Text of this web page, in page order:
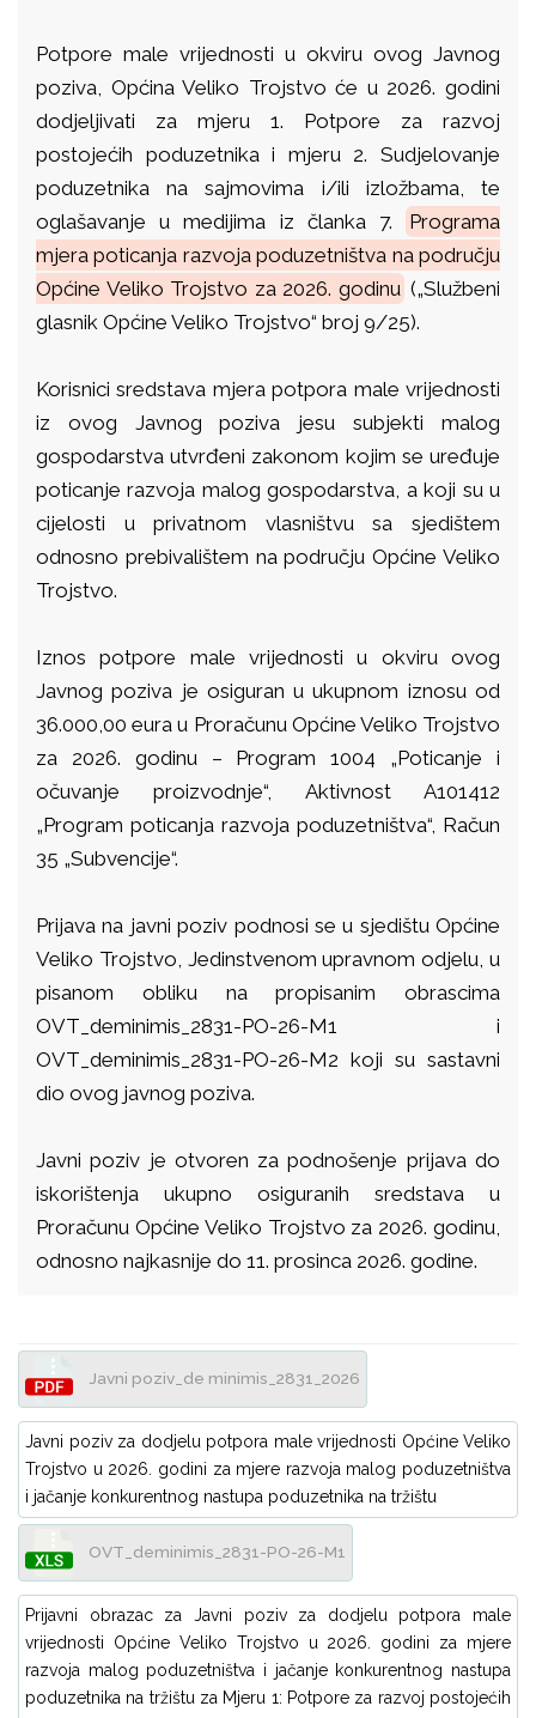
Potpore male vrijednosti u okviru ovog Javnog
poziva, Općina Veliko Trojstvo će u 2026. godini
dodjeljivati za mjeru 1. Potpore za razvoj
postojećih poduzetnika i mjeru 2. Sudjelovanje
poduzetnika na sajmovima i/ili izložbama, te
oglašavanje u medijima iz članka 7.
Programa
mjera poticanja razvoja poduzetništva na području
Općine Veliko Trojstvo za 2026. godinu („Službeni
glasnik Općine Veliko Trojstvo“ broj 9/25).
Korisnici sredstava mjera potpora male vrijednosti
iz ovog Javnog poziva jesu subjekti malog
gospodarstva utvrđeni zakonom kojim se uređuje
poticanje razvoja malog gospodarstva, a koji su u
cijelosti u privatnom vlasništvu sa sjedištem
odnosno prebivalištem na području Općine Veliko
Trojstvo.
Iznos potpore male vrijednosti u okviru ovog
Javnog poziva je osiguran u ukupnom iznosu od
36.000,00 eura u Proračunu Općine Veliko Trojstvo
za 2026. godinu – Program 1004 „Poticanje i
očuvanje proizvodnje“, Aktivnost A101412
„Program poticanja razvoja poduzetništva“, Račun
35 „Subvencije“.
Prijava na javni poziv podnosi se u sjedištu Općine
Veliko Trojstvo, Jedinstvenom upravnom odjelu, u
pisanom obliku na propisanim obrascima
OVT_deminimis_2831-PO-26-M1 i
OVT_deminimis_2831-PO-26-M2 koji su sastavni
dio ovog javnog poziva.
Javni poziv je otvoren za podnošenje prijava do
iskorištenja ukupno osiguranih sredstava u
Proračunu Općine Veliko Trojstvo za 2026. godinu,
odnosno najkasnije do 11. prosinca 2026. godine.
Javni poziv_de minimis_2831_2026
Javni poziv za dodjelu potpora male vrijednosti Općine Veliko
Trojstvo u 2026. godini za mjere razvoja malog poduzetništva
i jačanje konkurentnog nastupa poduzetnika na tržištu
OVT_deminimis_2831-PO-26-M1
Prijavni obrazac za Javni poziv za dodjelu potpora male
vrijednosti Općine Veliko Trojstvo u 2026. godini za mjere
razvoja malog poduzetništva i jačanje konkurentnog nastupa
poduzetnika na tržištu za Mjeru 1: Potpore za razvoj postojećih